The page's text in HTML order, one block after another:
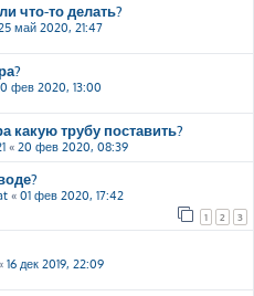
что-то делать?
май 2020, 21:47
фев 2020, 13:00
какую трубу поставить?
« 20 фев 2020, 08:39
« 01 фев 2020, 17:42
1 2 3
16 дек 2019, 22:09